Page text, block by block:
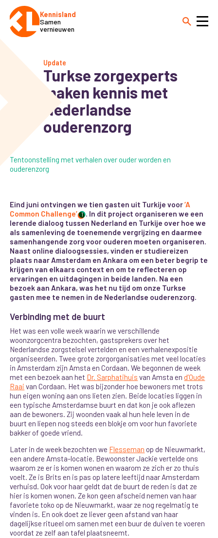
Kennisland
Samen
vernieuwen
Update
Turkse zorgexperts
maken kennis met
Nederlandse
ouderenzorg
Tentoonstelling met verhalen over ouder worden en
ouderenzorg
Eind juni ontvingen we tien gasten uit Turkije voor‘A
Common Challenge’ 1 . In dit project organiseren we een
lerende dialoog tussen Nederland en Turkije over hoe we
als samenleving de toenemende vergrijzing en daarmee
samenhangende zorg voor ouderen moeten organiseren.
Naast online dialoogsessies, vinden er studiereizen
plaats naar Amsterdam en Ankara om een beter begrip te
krijgen van elkaars context en om te reflecteren op
ervaringen en uitdagingen in beide landen. Na een
bezoek aan Ankara, was het nu tijd om onze Turkse
gasten mee te nemen in de Nederlandse ouderenzorg.
Verbinding met de buurt
Het was een volle week waarin we verschillende
woonzorgcentra bezochten, gastsprekers over het
Nederlandse zorgstelsel vertelden en een verhalenexpositie
organiseerden. Twee grote zorgorganisaties met veel locaties
in Amsterdam zijn Amsta en Cordaan. We begonnen de week
met een bezoek aan het Dr. Sarphatihuis van Amsta end’Oude
Raai van Cordaan. Het was bijzonder hoe bewoners met trots
hun eigen woning aan ons lieten zien. Beide locaties liggen in
een typische Amsterdamse buurt en dat kon je ook aflezen
aan de bewoners. Zij woonden vaak al hun hele leven in de
buurt en liepen nog steeds een blokje om voor hun favoriete
bakker of goede vriend.
Later in de week bezochten we Flesseman op de Nieuwmarkt,
een andere Amsta-locatie. Bewoonster Jackie vertelde ons
waarom ze er is komen wonen en waarom ze zich er zo thuis
voelt. Ze is Brits en is pas op latere leeftijd naar Amsterdam
verhuisd. Ook voor haar geldt dat de buurt de reden is dat ze
hier is komen wonen. Ze kon geen afscheid nemen van haar
favoriete toko op de Nieuwmarkt, waar ze nog regelmatig te
vinden is. En ook doet ze liever geen afstand van haar
dagelijkse ritueel om samen met een buur de duiven te voeren
voordat ze zelf aan tafel plaatsneemt.